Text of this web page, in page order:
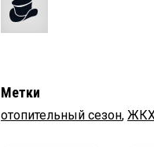
Метки
отопительный сезон,